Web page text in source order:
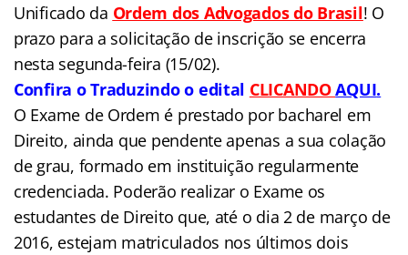
Unificado da Ordem dos Advogados do Brasil! O
prazo para a solicitação de inscrição se encerra
nesta segunda-feira (15/02).
Confira o Traduzindo o edital CLICANDOAQUI.
O Exame de Ordem é prestado por bacharel em
Direito, ainda que pendente apenas a sua colação
de grau, formado em instituição regularmente
credenciada. Poderão realizar o Exame os
estudantes de Direito que, até o dia 2 de março de
2016, estejam matriculados nos últimos dois